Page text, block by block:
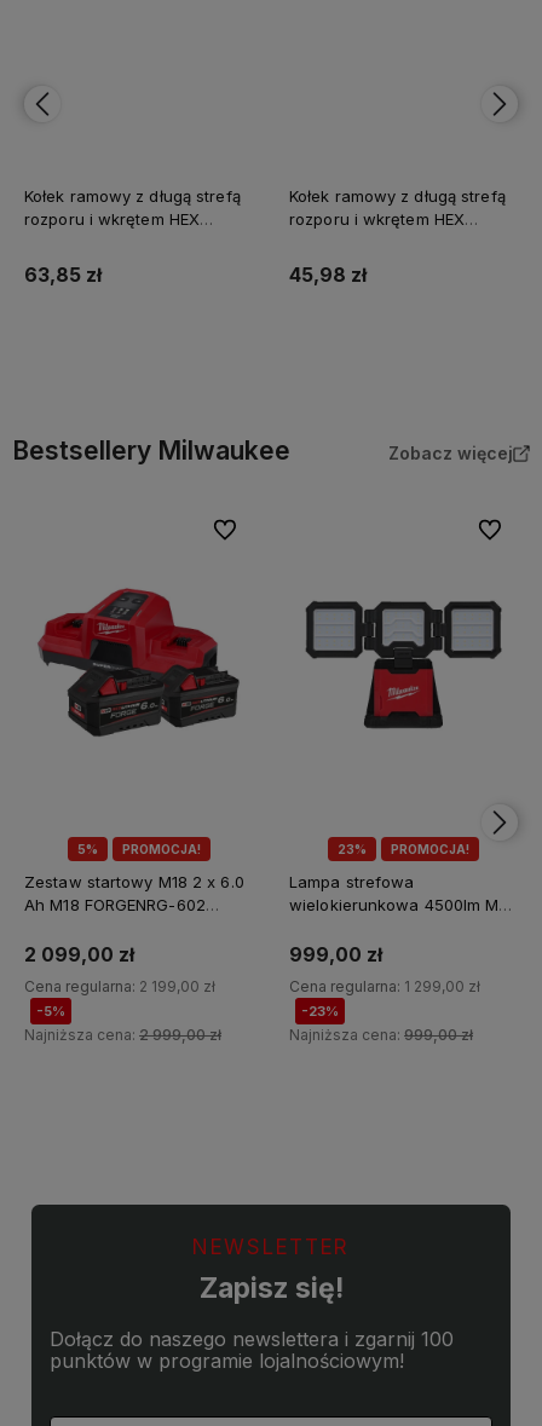
Kołek ramowy z długą strefą
rozporu i wkrętem HEX
63,85 zł
Kołek ramowy z długą strefą
rozporu i wkrętem HEX
45,98 zł
Bestsellery Milwaukee Zobacz więcej
5% PROMOCJA!
Zestaw startowy M18 2 x 6.0
Ah M18 FORGENRG-602
2 099,00 zł
Cena regularna: 2 199,00 zł
-5%
Najniższa cena: 2 999,00 zł
Do ulubionych
23% PROMOCJA!
Lampa strefowa
wielokierunkowa 4500lm M18
999,00 zł
Cena regularna: 1 299,00 zł
-23%
Najniższa cena: 999,00 zł
Do
NEWSLETTER
Zapisz się!
Dołącz do naszego newslettera i zgarnij 100
punktów w programie lojalnościowym!